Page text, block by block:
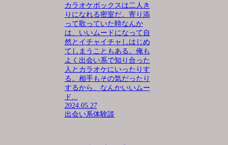
カラオケボックスは二人き
りになれる密室だ。寄り添
って歌っていた時なんか
は、いいムードになって自
然とイチャイチャしはじめ
てしまうこともある。俺も
よく出会い系で知り合った
人とカラオケにいったりす
る。相手もその気だったり
するから、なんかいいムー
ド...
2024.05.27
出会い系体験談